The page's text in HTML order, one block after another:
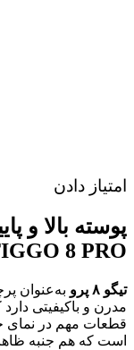
امتیاز دادن
8 PRO)
تیگو ۸ پرو
به‌عنوان
مدرن و باکیفیتی
قطعات مهم در نمای
است که هم جنبه